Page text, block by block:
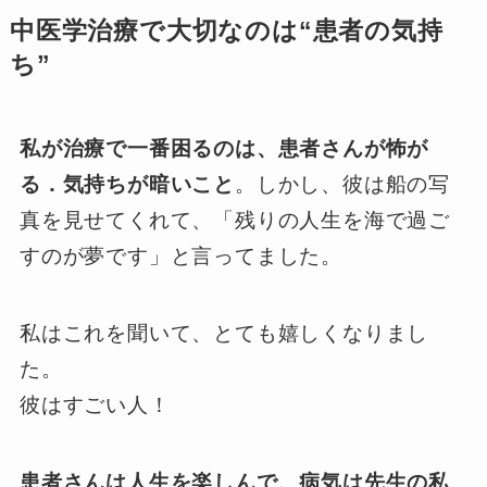
中医学治療で大切なのは“患者の気持
ち”
私が治療で一番困るのは、患者さんが怖が
る．気持ちが暗いこと 。しかし、彼は船の写
真を見せてくれて、「残りの人生を海で過ご
すのが夢です」と言ってました。
私はこれを聞いて、とても嬉しくなりまし
た。
彼はすごい人！
患者さんは人生を楽しんで、病気は先生の私